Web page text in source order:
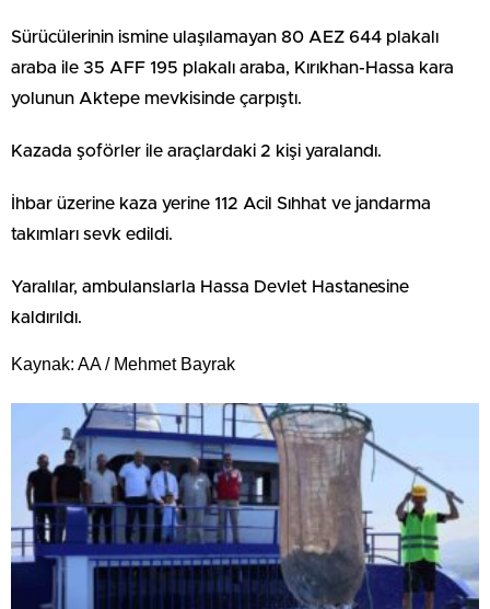
Sürücülerinin ismine ulaşılamayan 80 AEZ 644 plakalı
araba ile 35 AFF 195 plakalı araba, Kırıkhan-Hassa kara
yolunun Aktepe mevkisinde çarpıştı.
Kazada şoförler ile araçlardaki 2 kişi yaralandı.
İhbar üzerine kaza yerine 112 Acil Sıhhat ve jandarma
takımları sevk edildi.
Yaralılar, ambulanslarla Hassa Devlet Hastanesine
kaldırıldı.
Kaynak: AA / Mehmet Bayrak